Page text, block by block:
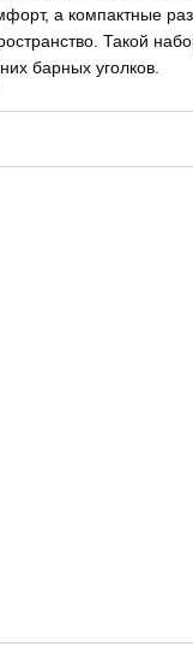
а компактные
Такой
барных уголков.